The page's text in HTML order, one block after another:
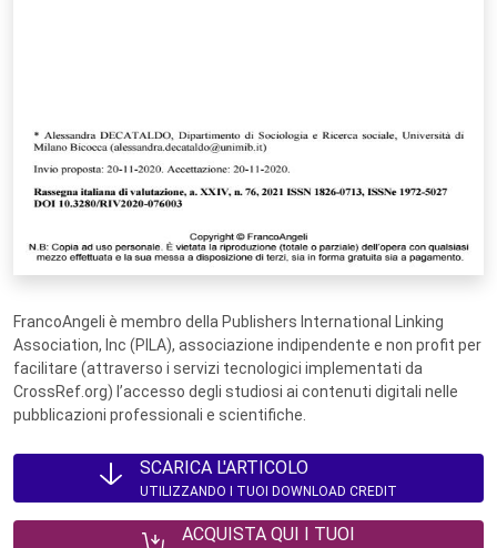
FrancoAngeli è membro della Publishers International Linking
Association, Inc (PILA), associazione indipendente e non profit per
facilitare (attraverso i servizi tecnologici implementati da
CrossRef.org) l’accesso degli studiosi ai contenuti digitali nelle
pubblicazioni professionali e scientifiche.
SCARICA L'ARTICOLO
UTILIZZANDO I TUOI DOWNLOAD CREDIT
ACQUISTA QUI I TUOI